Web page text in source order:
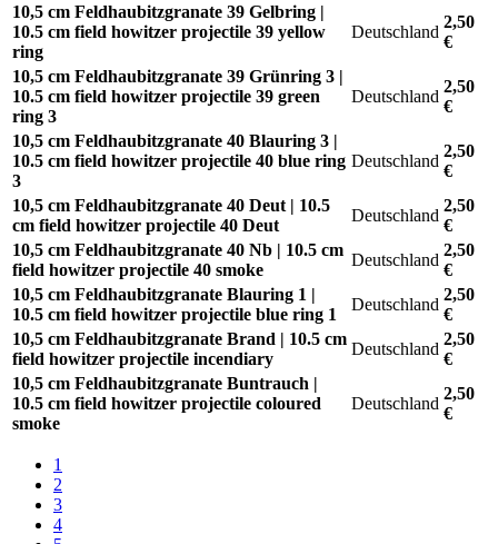
10,5 cm Feldhaubitzgranate 39 Gelbring |
10.5 cm field howitzer projectile 39 yellow
ring
Deutschland
2,50
€
10,5 cm Feldhaubitzgranate 39 Grünring 3 |
10.5 cm field howitzer projectile 39 green
ring 3
Deutschland
2,50
€
10,5 cm Feldhaubitzgranate 40 Blauring 3 |
10.5 cm field howitzer projectile 40 blue ring
3
Deutschland
2,50
€
10,5 cm Feldhaubitzgranate 40 Deut | 10.5
cm field howitzer projectile 40 Deut
Deutschland
2,50
€
10,5 cm Feldhaubitzgranate 40 Nb | 10.5 cm
field howitzer projectile 40 smoke
Deutschland
2,50
€
10,5 cm Feldhaubitzgranate Blauring 1 |
10.5 cm field howitzer projectile blue ring 1
Deutschland
2,50
€
10,5 cm Feldhaubitzgranate Brand | 10.5 cm
field howitzer projectile incendiary
Deutschland
2,50
€
10,5 cm Feldhaubitzgranate Buntrauch |
10.5 cm field howitzer projectile coloured
smoke
Deutschland
2,50
€
1
2
3
4